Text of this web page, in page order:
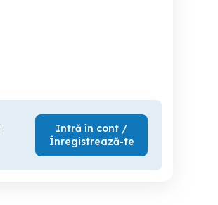
Intră în cont /
Înregistrează-te